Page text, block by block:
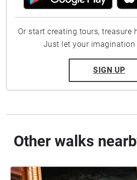
Or start creating tours, treasure
Just let your imagination
SIGN UP
Other walks